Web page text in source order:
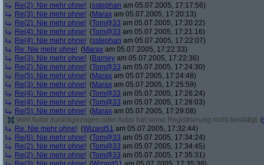
Re(2): Nie mehr ohne! (sstephan am 05.07.2005, 17:17:56)
Re(3): Nie mehr ohne! (Marax am 05.07.2005, 17:20:13)
Re(2): Nie mehr ohne! (Tom@33 am 05.07.2005, 17:20:22)
Re(4): Nie mehr ohne! (Tom@33 am 05.07.2005, 17:21:16)
Re(4): Nie mehr ohne! (sstephan am 05.07.2005, 17:22:07)
Re: Nie mehr ohne! (Marax am 05.07.2005, 17:22:33)
Re(3): Nie mehr ohne! (Barney am 05.07.2005, 17:22:36)
Re(2): Nie mehr ohne! (Tom@33 am 05.07.2005, 17:24:30)
Re(5): Nie mehr ohne! (Marax am 05.07.2005, 17:24:48)
Re(3): Nie mehr ohne! (Marax am 05.07.2005, 17:25:59)
Re(4): Nie mehr ohne! (Tom@33 am 05.07.2005, 17:26:24)
Re(4): Nie mehr ohne! (Tom@33 am 05.07.2005, 17:28:03)
Re(5): Nie mehr ohne! (Marax am 05.07.2005, 17:29:08)
Vom Autor zurückgezogen oder Autor hat seine Registrierung nicht bestätigt (
Re: Nie mehr ohne! (Wizard51 am 05.07.2005, 17:32:44)
Re(6): Nie mehr ohne! (Tom@33 am 05.07.2005, 17:34:24)
Re(2): Nie mehr ohne! (Tom@33 am 05.07.2005, 17:34:45)
Re(2): Nie mehr ohne! (Tom@33 am 05.07.2005, 17:35:31)